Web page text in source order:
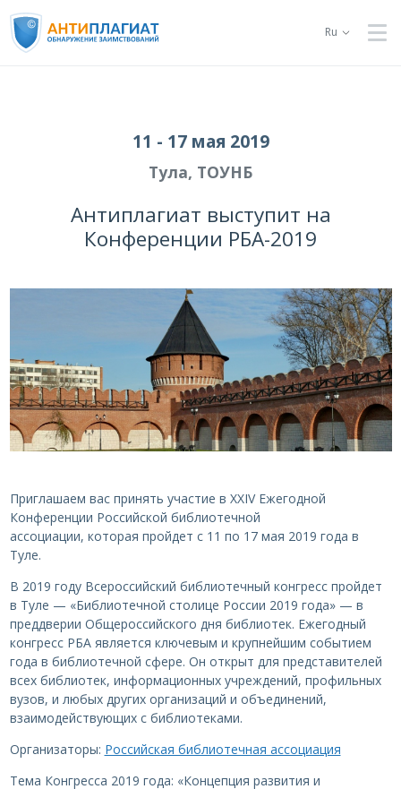
Ru
11 - 17 мая 2019
Тула, ТОУНБ
Антиплагиат выступит на
Конференции РБА-2019
Приглашаем вас принять участие в XXIV Ежегодной
Конференции Российской библиотечной
ассоциации, которая пройдет с 11 по 17 мая 2019 года в
Туле.
В 2019 году Всероссийский библиотечный конгресс пройдет
в Туле — «Библиотечной столице России 2019 года» — в
преддверии Общероссийского дня библиотек. Ежегодный
конгресс РБА является ключевым и крупнейшим событием
года в библиотечной сфере. Он открыт для представителей
всех библиотек, информационных учреждений, профильных
вузов, и любых других организаций и объединений,
взаимодействующих с библиотеками.
Организаторы: Российская библиотечная ассоциация
Тема Конгресса 2019 года: «Концепция развития и